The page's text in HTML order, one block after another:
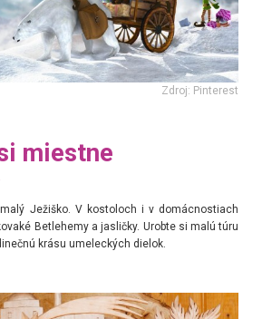
Zdroj: Pinterest
miestne
Ježiško. V kostoloch i v domácnostiach
Betlehemy a jasličky. Urobte si malú túru
krásu umeleckých dielok.